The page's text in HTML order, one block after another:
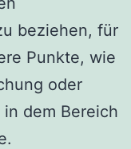
beziehen, für
Punkte, wie
oder
dem Bereich